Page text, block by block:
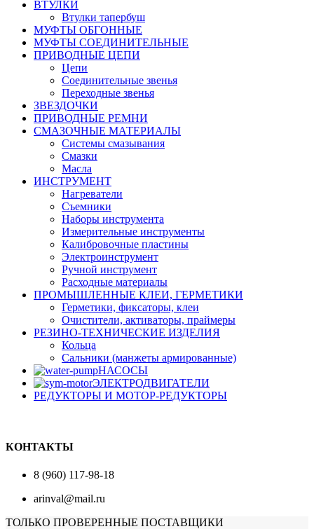
ВТУЛКИ
Втулки тапербуш
МУФТЫ ОБГОННЫЕ
МУФТЫ СОЕДИНИТЕЛЬНЫЕ
ПРИВОДНЫЕ ЦЕПИ
Цепи
Соединительные звенья
Переходные звенья
ЗВЕЗДОЧКИ
ПРИВОДНЫЕ РЕМНИ
СМАЗОЧНЫЕ МАТЕРИАЛЫ
Системы смазывания
Смазки
Масла
ИНСТРУМЕНТ
Нагреватели
Съемники
Наборы инструмента
Измерительные инструменты
Калибровочные пластины
Электроинструмент
Ручной инструмент
Расходные материалы
ПРОМЫШЛЕННЫЕ КЛЕИ, ГЕРМЕТИКИ
Герметики, фиксаторы, клеи
Очистители, активаторы, праймеры
РЕЗИНО-ТЕХНИЧЕСКИЕ ИЗДЕЛИЯ
Кольца
Сальники (манжеты армированные)
НАСОСЫ
ЭЛЕКТРОДВИГАТЕЛИ
РЕДУКТОРЫ И МОТОР-РЕДУКТОРЫ
КОНТАКТЫ
8 (960) 117-98-18
arinval@mail.ru
ТОЛЬКО ПРОВЕРЕННЫЕ ПОСТАВЩИКИ